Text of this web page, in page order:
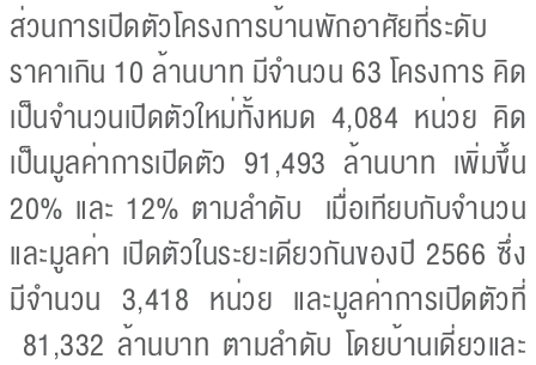
ส่วนการเปิดตัวโครงการบ้านพักอาศัยที่ระดับ
ราคาเกิน 10 ล้านบาท มีจำนวน 63 โครงการ คิด
เป็นจำนวนเปิดตัวใหม่ทั้งหมด 4,084 หน่วย คิด
เป็นมูลค่าการเปิดตัว 91,493 ล้านบาท เพิ่มขึ้น
20% และ 12% ตามลำดับ เมื่อเทียบกับจำนวน
และมูลค่า เปิดตัวในระยะเดียวกันของปี 2566 ซึ่ง
มีจำนวน 3,418 หน่วย และมูลค่าการเปิดตัวที่
81,332 ล้านบาท ตามลำดับ โดยบ้านเดี่ยวและ